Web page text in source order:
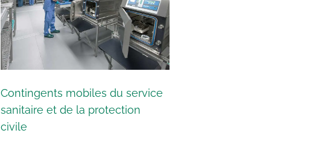
Contingents mobiles du service
sanitaire et de la protection
civile